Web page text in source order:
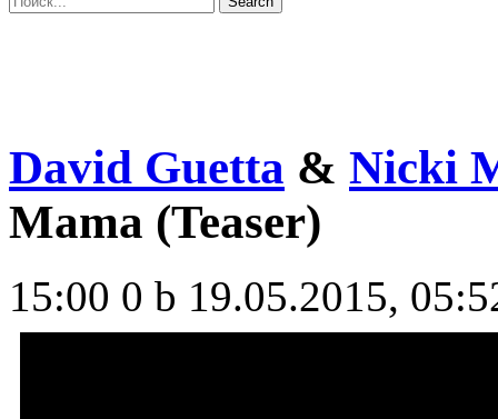
David Guetta & Nicki
Mama (Teaser)
15:00 0 b 19.05.2015,